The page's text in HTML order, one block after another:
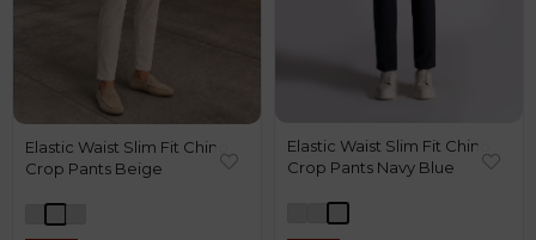
Elastic Waist Slim Fit Chino
Crop Pants Beige
Elastic Waist Slim Fit Chino
Crop Pants Navy Blue